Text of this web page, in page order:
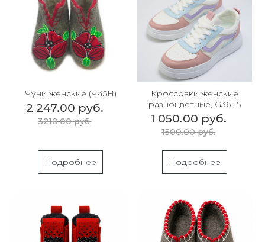
Чуни женские (Ч45Н)
2 247.00 руб.
3210.00 руб.
Подробнее
Кроссовки женские
разноцветные, G36-15
1 050.00 руб.
1500.00 руб.
Подробнее